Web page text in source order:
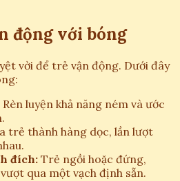
động với bóng
vời để trẻ vận động. Dưới đây
Rèn luyện khả năng ném và ước
trẻ thành hàng dọc, lần lượt
đích: Trẻ ngồi hoặc đứng,
qua một vạch định sẵn.